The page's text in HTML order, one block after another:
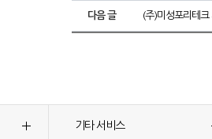
다음 글 (주)미성포리테
기타 서비스